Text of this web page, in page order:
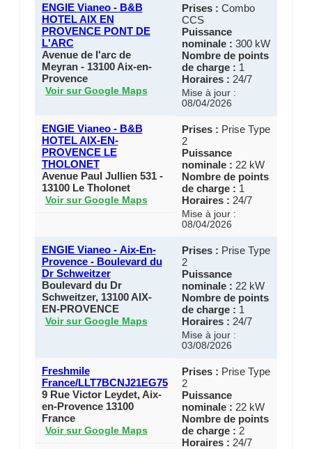
ENGIE Vianeo - B&B
HOTEL AIX EN
PROVENCE PONT DE
L'ARC
Avenue de l'arc de
Meyran - 13100 Aix-en-
Provence
Voir sur Google Maps
Prises : Combo
CCS
Puissance
nominale : 300 kW
Nombre de points
de charge : 1
Horaires : 24/7
Mise à jour :
08/04/2026
ENGIE Vianeo - B&B
HOTEL AIX-EN-
PROVENCE LE
THOLONET
Avenue Paul Jullien 531 -
13100 Le Tholonet
Voir sur Google Maps
Prises : Prise Type
2
Puissance
nominale : 22 kW
Nombre de points
de charge : 1
Horaires : 24/7
Mise à jour :
08/04/2026
ENGIE Vianeo - Aix-En-
Provence - Boulevard du
Dr Schweitzer
Boulevard du Dr
Schweitzer, 13100 AIX-
EN-PROVENCE
Voir sur Google Maps
Prises : Prise Type
2
Puissance
nominale : 22 kW
Nombre de points
de charge : 1
Horaires : 24/7
Mise à jour :
03/08/2026
Freshmile
France/LLT7BCNJ21EG75
9 Rue Victor Leydet, Aix-
en-Provence 13100
France
Voir sur Google Maps
Prises : Prise Type
2
Puissance
nominale : 22 kW
Nombre de points
de charge : 2
Horaires : 24/7